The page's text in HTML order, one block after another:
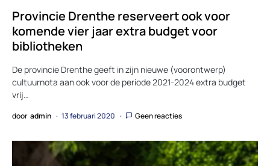
Provincie Drenthe reserveert ook voor
komende vier jaar extra budget voor
bibliotheken
De provincie Drenthe geeft in zijn nieuwe (voorontwerp)
cultuurnota aan ook voor de periode 2021-2024 extra budget
vrij…
door admin 13 februari 2020 Geen reacties